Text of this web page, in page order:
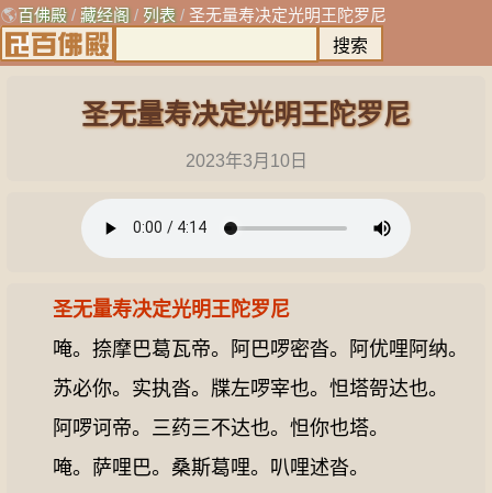
🌎百佛殿 / 藏经阁 / 列表 / 圣无量寿决定光明王陀罗尼
圣无量寿决定光明王陀罗尼
2023年3月10日
圣无量寿决定光明王陀罗尼
唵。捺摩巴葛瓦帝。阿巴啰密沓。阿优哩阿纳。
苏必你。实执沓。牒左啰宰也。怛塔哿达也。
阿啰诃帝。三药三不达也。怛你也塔。
唵。萨哩巴。桑斯葛哩。叭哩述沓。